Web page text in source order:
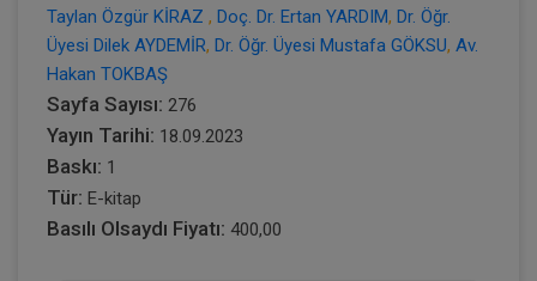
Taylan Özgür KİRAZ , Doç. Dr. Ertan YARDIM, Dr. Öğr.
Üyesi Dilek AYDEMİR, Dr. Öğr. Üyesi Mustafa GÖKSU, Av.
Hakan TOKBAŞ
Sayfa Sayısı: 276
Yayın Tarihi: 18.09.2023
Baskı: 1
Tür: E-kitap
Basılı Olsaydı Fiyatı: 400,00